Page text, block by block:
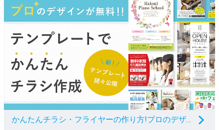
かんたんチラシ・フライヤーの作り方!プロのデザインが無料!